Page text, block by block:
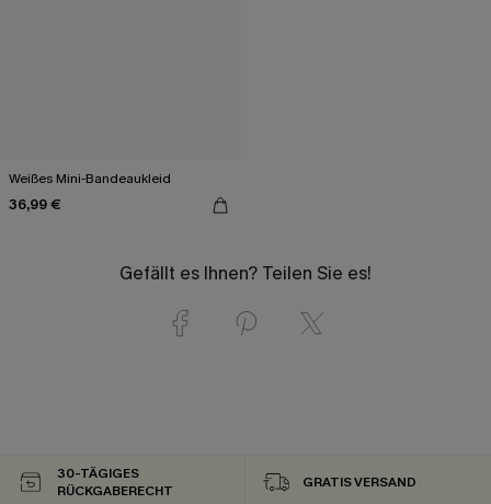
Weißes Mini-Bandeaukleid
36,99 €
Gefällt es Ihnen? Teilen Sie es!
30-TÄGIGES
RÜCKGABERECHT
GRATIS VERSAND